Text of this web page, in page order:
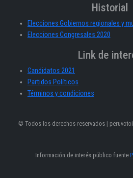
Historial
Elecciones Gobiernos regionales y
Elecciones Congresales 2020
Link de
Candidatos 2021
Partidos Políticos
Términos y condiciones
© Todos los derechos reservados |
Información de interés público fuente